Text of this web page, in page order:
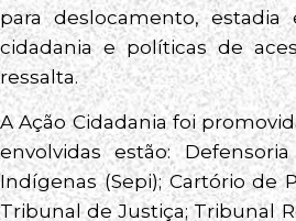
para deslocamento,
cidadania e políticas de
ressalta.
A Ação Cidadania foi
envolvidas estão:
Indígenas (Sepi); Cartório de
Tribunal de Justiça; Tribunal